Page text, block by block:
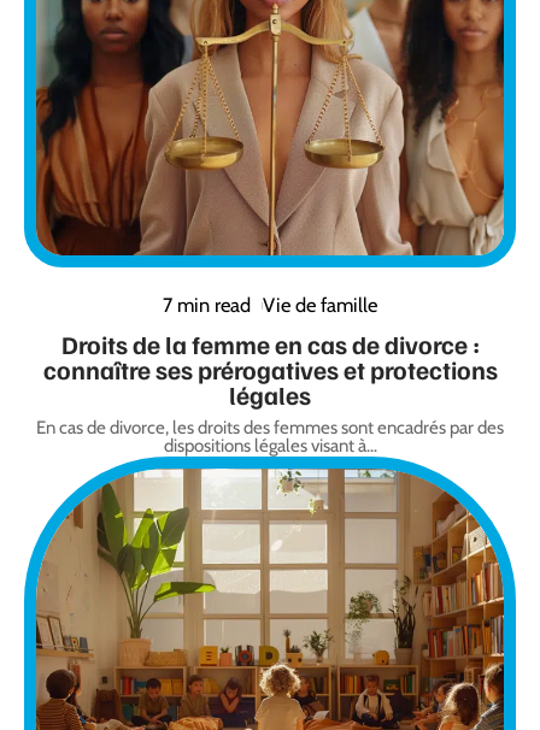
7 min read Vie de famille
Droits de la femme en cas de divorce :
connaître ses prérogatives et protections
légales
En cas de divorce, les droits des femmes sont encadrés par des
dispositions légales visant à…